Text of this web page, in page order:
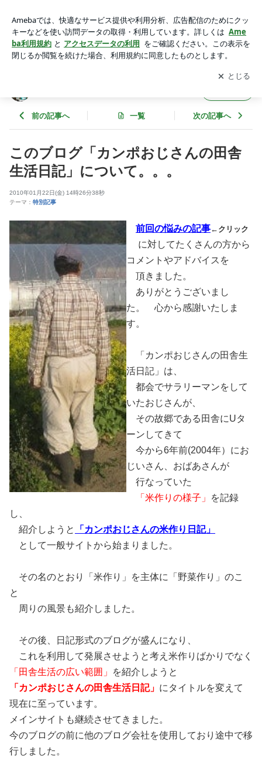
| 信州発 カンポおじさんの田舎生活日記
アプリをダウンロードして ブログの更新通知
を受け取りまし
ょう。
開く
前の記事へ 一覧 次の記事へ
このブログ「カンポおじさんの田舎
生活日記」について。。。
2010年01月22日(金) 14時26分38秒
テーマ： 特別記事
前回の悩みの記事←クリック
に対してたくさんの方から
コメントやアドバイスを
頂きました。
ありがとうございまし
た。 心から感謝いたしま
す。
「カンポおじさんの田舎生
活日記」は、
都会でサラリーマンをして
いたおじさんが、
その故郷である田舎にUタ
ーンしてきて
今から6年前(2004年）にお
じいさん、おばあさんが
行なっていた
「米作りの様子」
を記録
し、
紹介しようと
「カンポおじさんの米作り日記」
として一般サイトから始まりました。
その名のとおり「米作り」を主体に「野菜作り」のこ
と
周りの風景も紹介しました。
その後、日記形式のブログが盛んになり、
これを利用して発展させようと考え米作りばかりでなく
「 田舎生活の広い範囲」
を紹介しようと
「カンポおじさんの田舎生活日記」 にタイトルを変えて
現在に至っています。
メインサイトも継続させてきました。
今のブログの前に他のブログ会社を使用しており途中で移
行しました。